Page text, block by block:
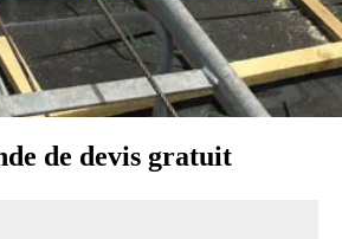
de devis gratuit